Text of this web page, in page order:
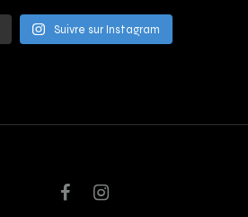
Suivre sur Instagram